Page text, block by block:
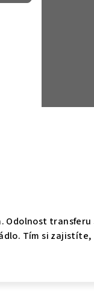
Tím si